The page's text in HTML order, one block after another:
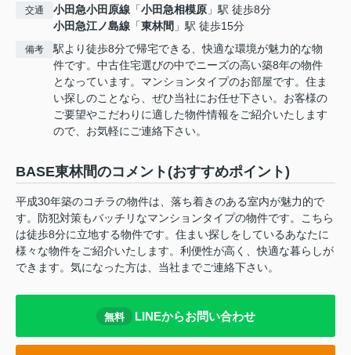
交通 小田急小田原線 「小田急相模原 」駅 徒歩8分
小田急江ノ島線 「東林間 」駅 徒歩15分
備考
駅より徒歩8分で帰宅できる、快適な環境が魅力的な物
件です。中古住宅選びの中でニーズの高い築8年の物件
となっています。マンションタイプのお部屋です。住ま
い探しのことなら、ぜひ当社にお任せ下さい。お客様の
ご要望やこだわりに適した物件情報をご紹介いたします
ので、お気軽にご連絡下さい。
BASE東林間のコメント(おすすめポイント)
平成30年築のコチラの物件は、落ち着きのある室内が魅力的で
す。防犯対策もバッチリなマンションタイプの物件です。こちら
は徒歩8分に立地する物件です。住まい探しをしているあなたに
様々な物件をご紹介いたします。利便性が高く、快適な暮らしが
できます。気になった方は、当社までご連絡下さい。
無料 LINEからお問い合わせ